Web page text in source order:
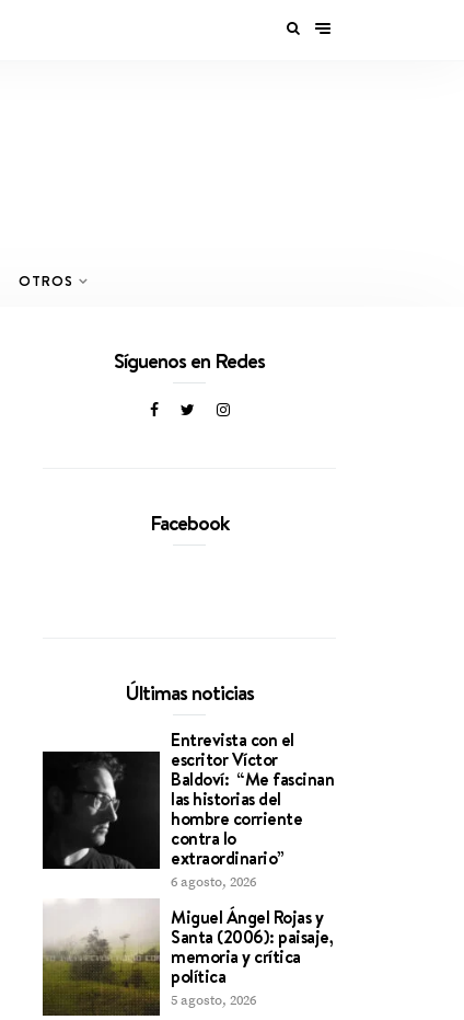
OTROS
Síguenos en Redes
Facebook
Últimas noticias
Entrevista con el
escritor Víctor
Baldoví: “Me fascinan
las historias del
hombre corriente
contra lo
extraordinario”
6 agosto, 2026
Miguel Ángel Rojas y
Santa (2006): paisaje,
memoria y crítica
política
5 agosto, 2026